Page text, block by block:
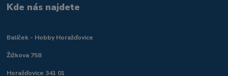
Kde nás najdete
Balíček - Hobby Horažďovice
Žižkova 758
Horažďovice 341 01